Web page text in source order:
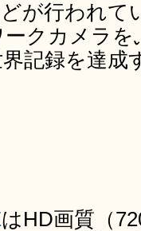
が行われて
クカメラ
記録を達
はHD画質（